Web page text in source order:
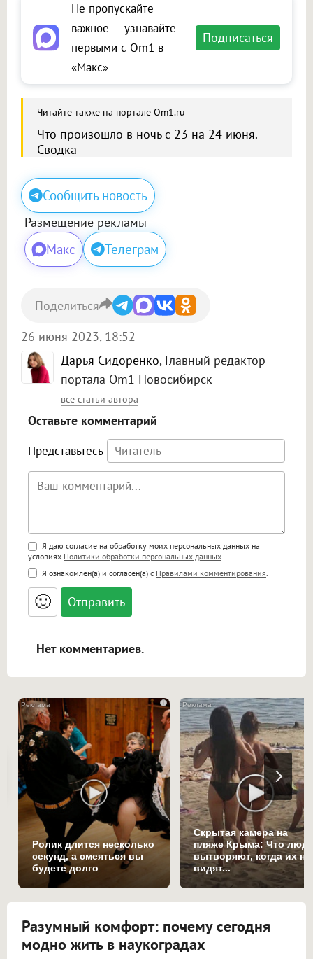
Не пропускайте
важное — узнавайте
первыми с Om1 в
«Макс»
Подписаться
Читайте также на портале Om1.ru
Что произошло в ночь с 23 на 24 июня.
Сводка
Сообщить новость
Размещение рекламы
Макс Телеграм
Дарья Сидоренко, Главный редактор
портала Om1 Новосибирск
все статьи автора
26 июня 2023, 18:52
Поделиться
Оставьте комментарий
Представьтесь
Поддержка HTML
<b>, <strong>, <u>, <i>, <em>, <s>, <big>,
<small>, <sup>, <sub>, <pre>, <ul>, <ol>, <li>,
<blockquote>, <code> экранирует HTML,
адреса URL автоматически становятся
ссылками, и [img]адрес[/img] будет
Я даю согласие на обработку моих персональных данных на
условиях Политики обработки персональных данных
Я ознакомлен(а) и согласен(а) с Правилами комментирования
🙂
Нет комментариев.
i
Ролик длится несколько
секунд, а смеяться вы
будете долго
Скрытая камера на
пляже Крыма: Что
вытворяют, когда их не
видят...
Разумный комфорт: почему сегодня
модно жить в наукоградах